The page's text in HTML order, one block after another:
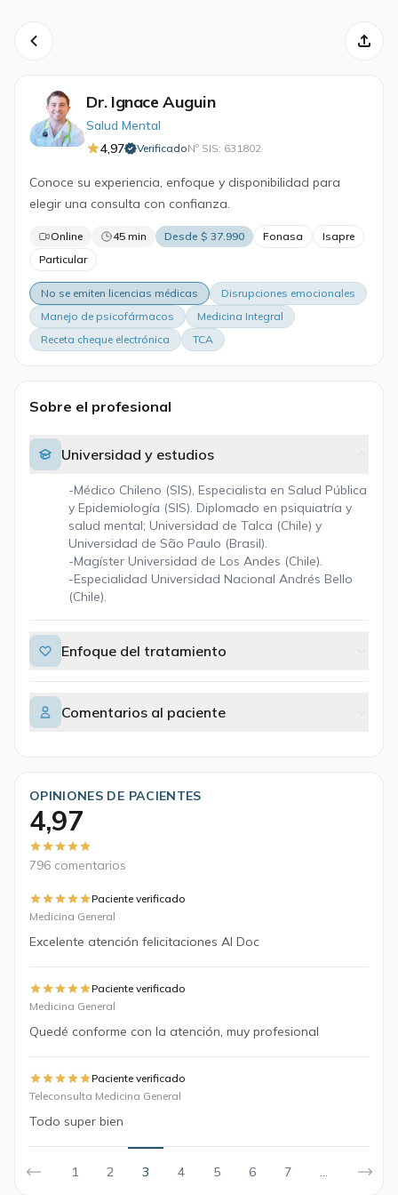
Dr. Ignace Auguin
Salud Mental
4,97
VerificadoNº SIS: 631802·
Conoce su experiencia, enfoque y disponibilidad para
elegir una consulta con confianza.
Online 45 min Desde $ 37.990 Fonasa
Isapre
Particular
No se emiten licencias médicas
Disrupciones emocionales
Manejo de psicofármacos
Medicina Integral
Receta cheque electrónica
TCA
Sobre el profesional
Universidad y estudios
-Médico Chileno (SIS), Especialista en Salud Pública
y Epidemiología (SIS). Diplomado en psiquiatría y
salud mental; Universidad de Talca (Chile) y
Universidad de São Paulo (Brasil).
-Magíster Universidad de Los Andes (Chile).
-Especialidad Universidad Nacional Andrés Bello
(Chile).
Enfoque del tratamiento
Comentarios al paciente
OPINIONES DE PACIENTES
4,97
796 comentarios
Paciente verificado
Medicina General
Excelente atención felicitaciones Al Doc
Paciente verificado
Medicina General
Quedé conforme con la atención, muy profesional
Paciente verificado
Teleconsulta Medicina General
Todo super bien
1 2 3 4 5 6 7 ...